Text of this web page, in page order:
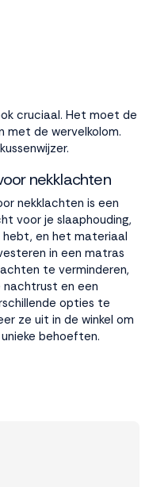
cruciaal. Het moet de
met de wervelkolom.
nekklachten
nekklachten is een
voor je slaaphouding,
en het materiaal
in een matras
te verminderen,
en een
opties te
ze uit in de winkel om
behoeften.